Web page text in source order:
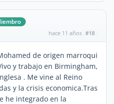
hace 11 años #18
de origen marroqui
y trabajo en Birmingham,
. Me vine al Reino
y la crisis economica.Tras
he integrado en la